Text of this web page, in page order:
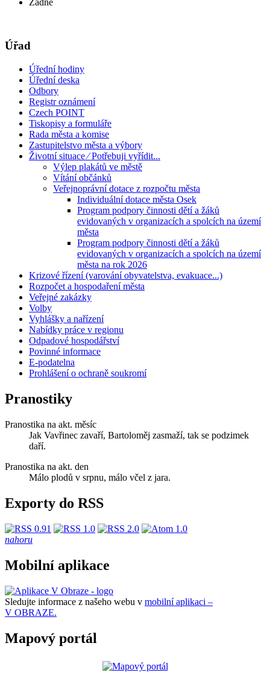
Úřad
Úřední hodiny
Úřední deska
Odbory
Registr oznámení
Czech POINT
Tiskopisy a formuláře
Rada města a komise
Zastupitelstvo města a výbory
Životní situace ⁄ Potřebuji vyřídit...
Výlep plakátů ve městě
Vítání občánků
Veřejnoprávní dotace z rozpočtu města
Individuální dotace města Osek
Program podpory činnosti dětí a žáků
evidovaných v organizacích a spolcích na území
města
Program podpory činnosti dětí a žáků
evidovaných v organizacích a spolcích na území
města na rok 2026
Krizové řízení (varování obyvatelstva, evakuace...)
Rozpočet a hospodaření města
Veřejné zakázky
Volby
Vyhlášky a nařízení
Nabídky práce v regionu
Odpadové hospodářství
Povinné informace
E-podatelna
Prohlášení o ochraně soukromí
Pranostiky
Pranostika na akt. měsíc
Jak Vavřinec zavaří, Bartoloměj zasmaží, tak se podzimek
daří.
Pranostika na akt. den
Málo plodů v srpnu, málo včel z jara.
Exporty do RSS
nahoru
Mobilní aplikace
Sledujte informace z našeho webu v mobilní aplikaci –
V OBRAZE.
Mapový portál